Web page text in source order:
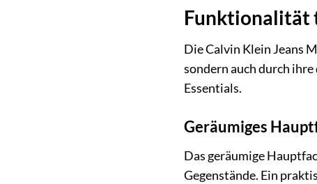
Funktionalität
Die Calvin Klein Jeans
sondern auch durch
Essentials.
Geräumiges
Das geräumige
Gegenstände. Ein